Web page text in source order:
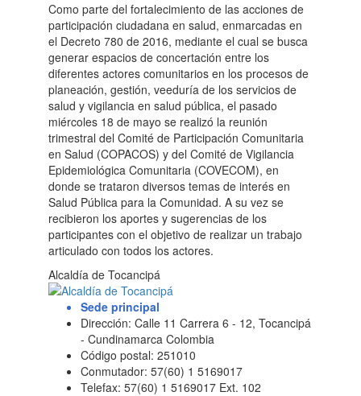
Como parte del fortalecimiento de las acciones de
participación ciudadana en salud, enmarcadas en
el Decreto 780 de 2016, mediante el cual se busca
generar espacios de concertación entre los
diferentes actores comunitarios en los procesos de
planeación, gestión, veeduría de los servicios de
salud y vigilancia en salud pública, el pasado
miércoles 18 de mayo se realizó la reunión
trimestral del Comité de Participación Comunitaria
en Salud (COPACOS) y del Comité de Vigilancia
Epidemiológica Comunitaria (COVECOM), en
donde se trataron diversos temas de interés en
Salud Pública para la Comunidad. A su vez se
recibieron los aportes y sugerencias de los
participantes con el objetivo de realizar un trabajo
articulado con todos los actores.
Alcaldía de Tocancipá
Sede principal
Dirección: Calle 11 Carrera 6 - 12, Tocancipá
- Cundinamarca Colombia
Código postal: 251010
Conmutador: 57(60) 1 5169017
Telefax: 57(60) 1 5169017 Ext. 102